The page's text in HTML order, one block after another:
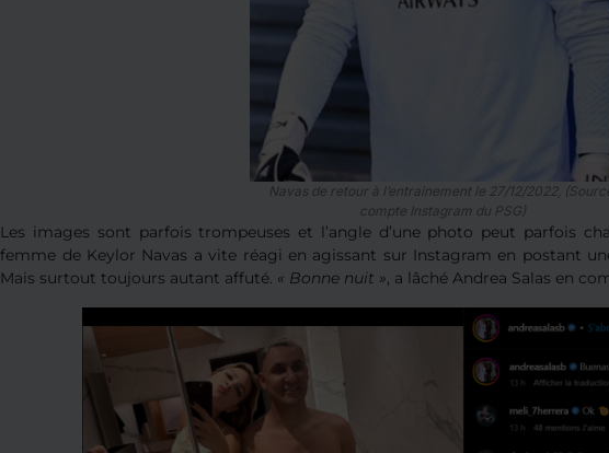
Navas de retour à l’entrainement le 27/12/2022,
compte Instagram du PSG)
Les images sont parfois trompeuses et l’angle d’une photo peut parfois
femme de Keylor Navas a vite réagi en agissant sur Instagram en postant
Mais surtout toujours autant affuté. « Bonne nuit », a lâché Andrea Salas en